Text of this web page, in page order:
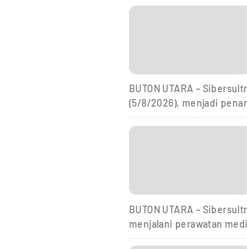
BUTON UTARA –
(5/8/2026), menjadi
BUTON UTARA –
menjalani perawatan